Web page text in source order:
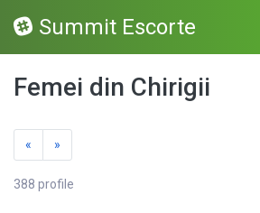
Summit Escorte
Femei din Chirigii
« »
388 profile